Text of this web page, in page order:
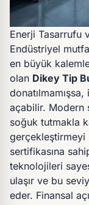
Enerji Tasarrufu
Endüstriyel
en büyük
olan Dikey Tip
açabilir. Modern
soğuk tutmakla
gerçekleştirmeyi
sertifikasına
teknolojileri
ulaşır ve bu
eder. Finansal